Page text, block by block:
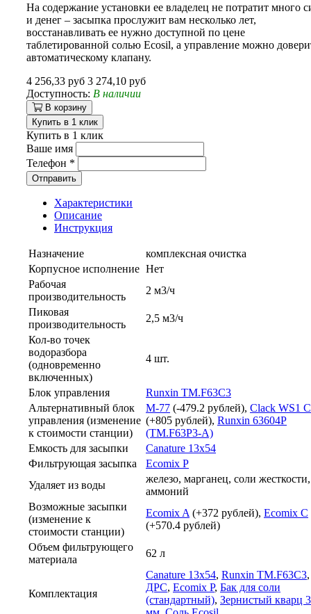
На содержание установки ее владелец не потратит много
и денег – засыпка прослужит вам несколько лет,
восстанавливать ее нужно доступной по цене
таблетированной солью Ecosil, а управление можно
автоматическому клапану.
4 256,33 руб 3 274,10 руб
Доступность: В наличии
В корзину
Купить в 1 клик
Купить в 1 клик
Ваше имя
Телефон *
Отправить
Характеристики
Описание
Инструкция
Назначение
комплексная очистка
Корпусное исполнение Нет
Рабочая
производительность
2 м3/ч
Пиковая
производительность
2,5 м3/ч
Кол-во точек
водоразбора
(одновременно
включенных)
4 шт.
Блок управления
Runxin TM.F63C3
Альтернативный блок
управления (изменение
к стоимости станции)
M-77 (-479.2 рублей), Clack WS1
(+805 рублей), Runxin 63604P
(TM.F63P3-A)
Емкость для засыпки
Canature 13х54
Фильтрующая засыпка
Ecomix P
Удаляет из воды
железо, марганец, соли жесткости,
аммоний
Возможные засыпки
(изменение к
стоимости станции)
Ecomix A (+372 рублей), Ecomix С
(+570.4 рублей)
Объем фильтрующего
материала
62 л
Комплектация
Canature 13х54, Runxin TM.F63C3,
ДРС, Ecomix P, Бак для соли
(стандартный), Зернистый кварц